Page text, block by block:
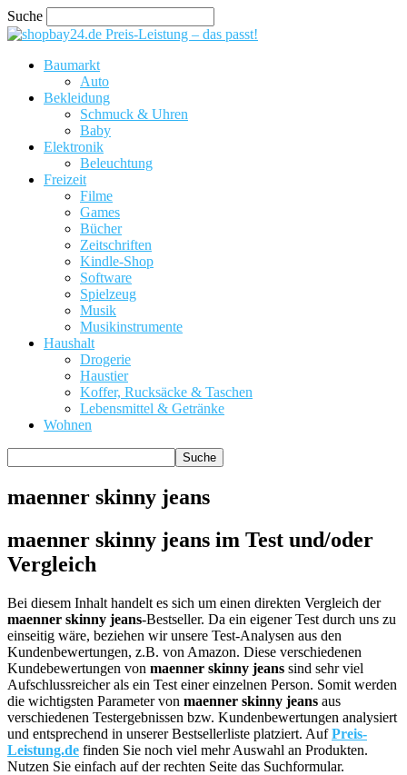
Suche
Preis-Leistung – das passt!
Baumarkt
Auto
Bekleidung
Schmuck & Uhren
Baby
Elektronik
Beleuchtung
Freizeit
Filme
Games
Bücher
Zeitschriften
Kindle-Shop
Software
Spielzeug
Musik
Musikinstrumente
Haushalt
Drogerie
Haustier
Koffer, Rucksäcke & Taschen
Lebensmittel & Getränke
Wohnen
maenner skinny jeans
maenner skinny jeans im Test und/oder
Vergleich
Bei diesem Inhalt handelt es sich um einen direkten Vergleich der
maenner skinny jeans-Bestseller. Da ein eigener Test durch uns zu
einseitig wäre, beziehen wir unsere Test-Analysen aus den
Kundenbewertungen, z.B. von Amazon. Diese verschiedenen
Kundebewertungen von maenner skinny jeans sind sehr viel
Aufschlussreicher als ein Test einer einzelnen Person. Somit werden
die wichtigsten Parameter von maenner skinny jeans aus
verschiedenen Testergebnissen bzw. Kundenbewertungen analysiert
und entsprechend in unserer Bestsellerliste platziert. AufPreis-
Leistung.de finden Sie noch viel mehr Auswahl an Produkten.
Nutzen Sie einfach auf der rechten Seite das Suchformular.